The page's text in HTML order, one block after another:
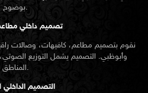
بوضوح.
تصميم داخلي
نقوم بتصميم مطاعم، كافيهات، وصالات
وأبوظبي. التصميم يشمل التوزيع الصوتي،
المناطق.
التصميم الداخلي